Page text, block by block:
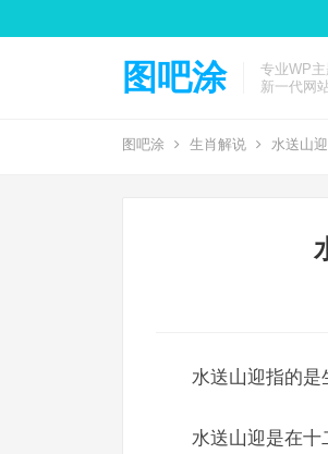
图吧涂
专业WP主
新一代网
图吧涂 生肖解说 水送山
水送山迎指的
水送山迎是在十